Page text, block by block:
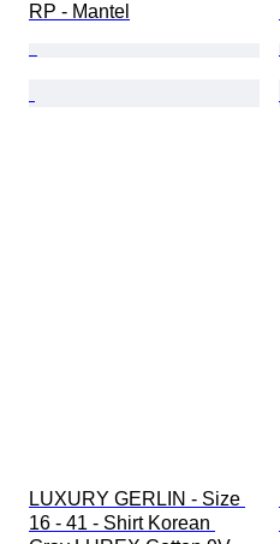
RP - Mantel
LUXURY GERLIN - Size
16 - 41 - Shirt Korean